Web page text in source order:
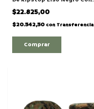
Regulador
$22.825,00
$20.542,50 con Transferencia